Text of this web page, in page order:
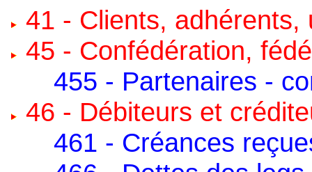
41 - Clients,
45 - Confédération,
455 - Partenaires -
46 - Débiteurs et
461 - Créances